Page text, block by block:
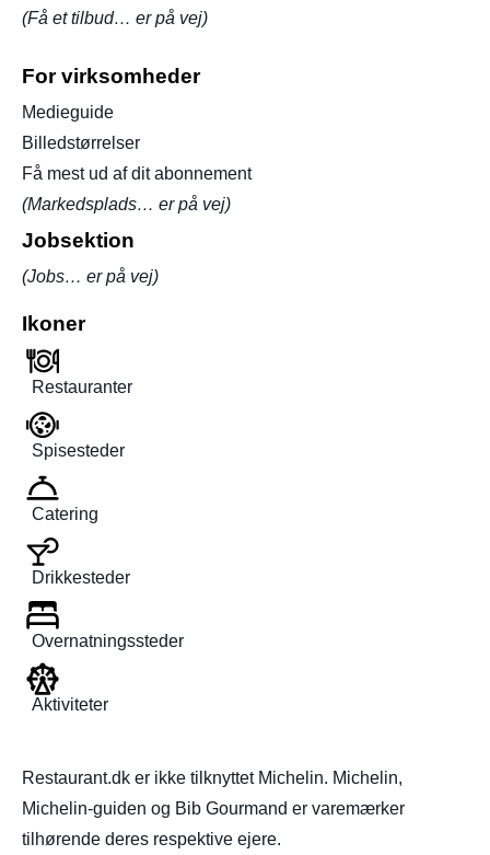
(Få et tilbud… er på vej)
For virksomheder
Medieguide
Billedstørrelser
Få mest ud af dit abonnement
(Markedsplads… er på vej)
Jobsektion
(Jobs… er på vej)
Ikoner
Restauranter
Spisesteder
Catering
Drikkesteder
Overnatningssteder
Aktiviteter
Restaurant.dk er ikke tilknyttet Michelin. Michelin,
Michelin-guiden og Bib Gourmand er varemærker
tilhørende deres respektive ejere.